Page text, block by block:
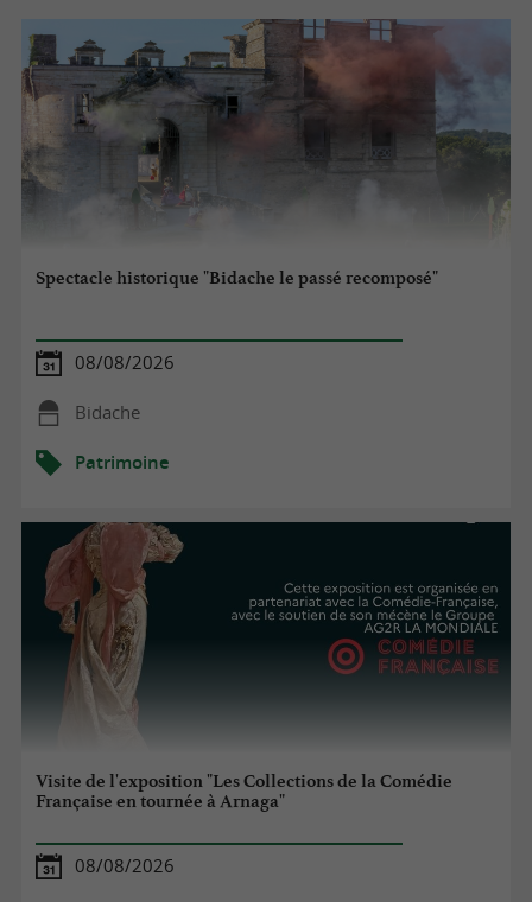
Spectacle historique "Bidache le passé recomposé"
08/08/2026
Bidache
Patrimoine
Visite de l'exposition "Les Collections de la Comédie
Française en tournée à Arnaga"
08/08/2026